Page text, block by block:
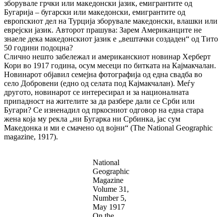
зборувале грчки или македонски јазик, емигрантите од
Бугарија – бугарски или македонски, емигрантите од
европскиот дел на Турција зборувале македонски, влашки или
еврејски јазик. Авторот прашува: Зарем Американците не
знаеле дека македонскиот јазик е „вештачки создаден“ од Тито
50 години подоцна?
Слично нешто забележал и американскиот новинар Херберт
Кори во 1917 година, осум месеци по битката на Кајмакчалан.
Новинарот објавил семејна фотографија од една свадба во
село Добровени (едно од селата под Кајмакчалан). Меѓу
другото, новинарот се интересирал и за националната
припадност на жителите за да разбере дали се Срби или
Бугари? Се изненадил од пркосниот одговор на една стара
жена која му рекла „ни Бугарка ни Србинка, јас сум
Македонка и ми е смачено од војни“ (The National Geographic
magazine, 1917).
National
Geographic
Magazine
Volume 31,
Number 5,
May 1917